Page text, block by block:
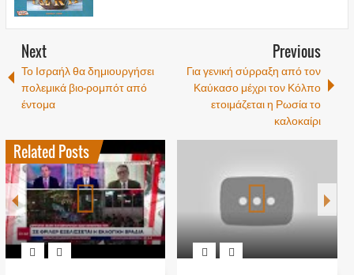
Next
Το Ισραήλ θα δημιουργήσει
πολεμικά βιο-ρομπότ από
έντομα
Previous
Για γενική σύρραξη από τον
Καύκασο μέχρι τον Κόλπο
ετοιμάζεται η Ρωσία το
καλοκαίρι
Related Posts